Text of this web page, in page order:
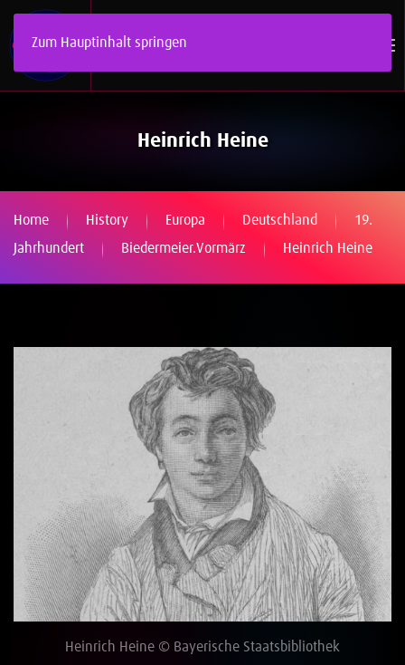
Zum Hauptinhalt springen
Heinrich Heine
Home History Europa Deutschland
19.
Jahrhundert
Biedermeier.Vormärz Heinrich Heine
Heinrich Heine © Bayerische Staatsbibliothek